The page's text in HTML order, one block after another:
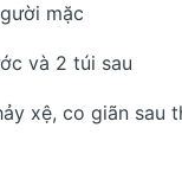
mặc
và 2 túi sau
xệ, co giãn sau